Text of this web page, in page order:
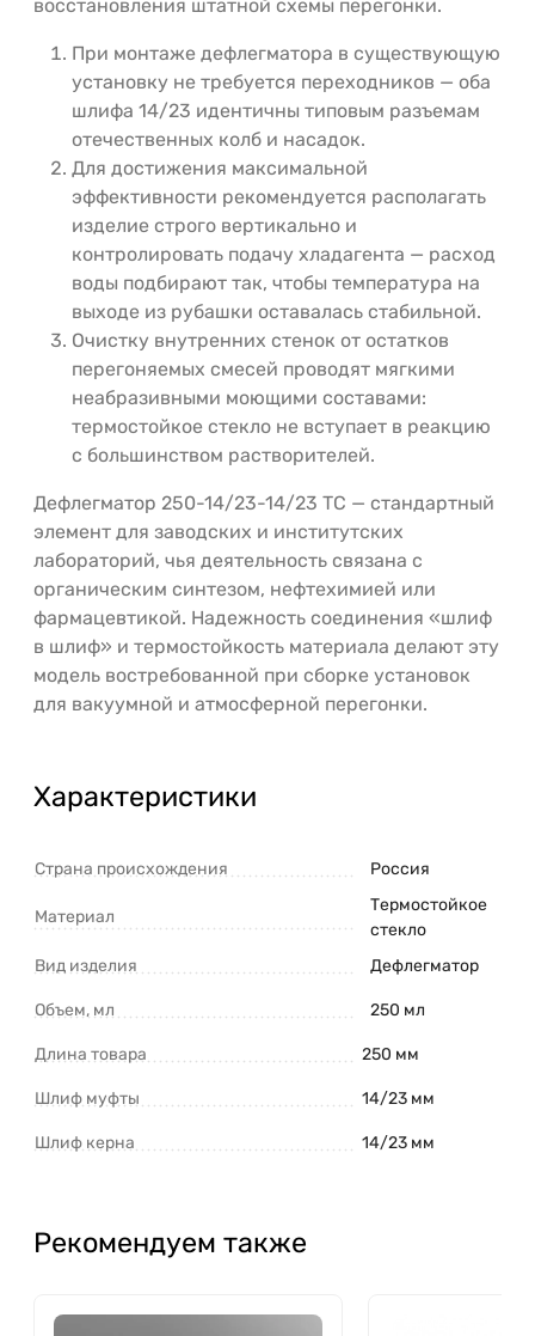
восстановления штатной схемы перегонки.
При монтаже дефлегматора в существующую
установку не требуется переходников — оба
шлифа 14/23 идентичны типовым разъемам
отечественных колб и насадок.
Для достижения максимальной
эффективности рекомендуется располагать
изделие строго вертикально и
контролировать подачу хладагента — расход
воды подбирают так, чтобы температура на
выходе из рубашки оставалась стабильной.
Очистку внутренних стенок от остатков
перегоняемых смесей проводят мягкими
неабразивными моющими составами:
термостойкое стекло не вступает в реакцию
с большинством растворителей.
Дефлегматор 250-14/23-14/23 ТС — стандартный
элемент для заводских и институтских
лабораторий, чья деятельность связана с
органическим синтезом, нефтехимией или
фармацевтикой. Надежность соединения «шлиф
в шлиф» и термостойкость материала делают эту
модель востребованной при сборке установок
для вакуумной и атмосферной перегонки.
Характеристики
Страна происхождения Россия
Материал
Термостойкое
стекло
Вид изделия
Дефлегматор
Объем, мл 250 мл
Длина товара 250 мм
Шлиф муфты 14/23 мм
Шлиф керна 14/23 мм
Рекомендуем также